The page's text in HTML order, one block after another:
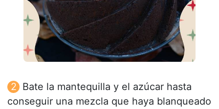
Bate la mantequilla y el azúcar hasta
conseguir una mezcla que haya blanqueado